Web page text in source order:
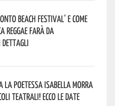
beach festival’ e come
reggae farà da
dettagli
la poetessa Isabella Morra
teatrali! Ecco le date